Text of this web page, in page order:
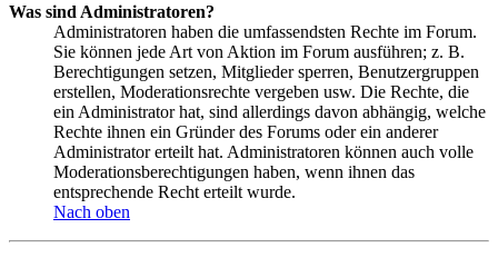
Was sind Administratoren?
Administratoren haben die umfassendsten Rechte im Forum.
Sie können jede Art von Aktion im Forum ausführen; z. B.
Berechtigungen setzen, Mitglieder sperren, Benutzergruppen
erstellen, Moderationsrechte vergeben usw. Die Rechte, die
ein Administrator hat, sind allerdings davon abhängig, welche
Rechte ihnen ein Gründer des Forums oder ein anderer
Administrator erteilt hat. Administratoren können auch volle
Moderationsberechtigungen haben, wenn ihnen das
entsprechende Recht erteilt wurde.
Nach oben